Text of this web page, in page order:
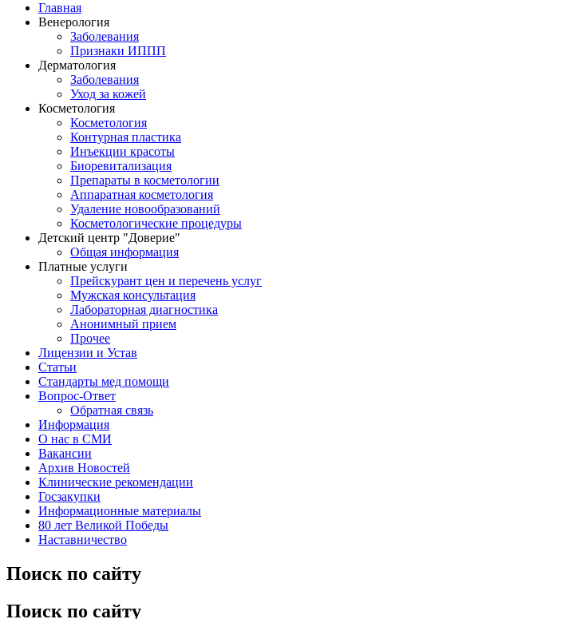
Главная
Венерология
Заболевания
Признаки ИППП
Дерматология
Заболевания
Уход за кожей
Косметология
Косметология
Контурная пластика
Инъекции красоты
Биоревитализация
Препараты в косметологии
Аппаратная косметология
Удаление новообразований
Косметологические процедуры
Детский центр "Доверие"
Общая информация
Платные услуги
Прейскурант цен и перечень услуг
Мужская консультация
Лабораторная диагностика
Анонимный прием
Прочее
Лицензии и Устав
Статьи
Стандарты мед помощи
Вопрос-Ответ
Обратная связь
Информация
О нас в СМИ
Вакансии
Архив Новостей
Клинические рекомендации
Госзакупки
Информационные материалы
80 лет Великой Победы
Наставничество
Поиск по сайту
Поиск по сайту